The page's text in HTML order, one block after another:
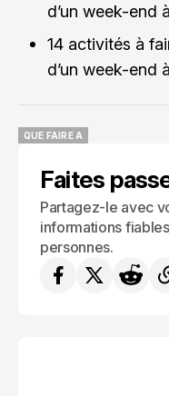
d’un week-end
14 activités à
d’un week-end
QUE FAIRE A
Faites
Partagez-le avec
informations
personnes.